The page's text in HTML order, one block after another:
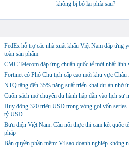
không bị bỏ lại phía sau?
FedEx hỗ trợ các nhà xuất khẩu Việt Nam đáp ứng
toàn sản phẩm
CMC Telecom đáp ứng chuẩn quốc tế mới nhất lĩnh
Fortinet có Phó Chủ tịch cấp cao mới khu vực
NTQ tăng đến 35% năng suất triển khai dự án nhờ
Cuốn sách mở chuyến du hành hấp dẫn vào lịch sử
Huy động 320 triệu USD trong vòng gọi vốn
tỷ USD
Bưu điện Việt Nam: Cầu nối thực thi cam kết quốc
pháp
Bản quyền phần mềm: Vì sao doanh nghiệp không